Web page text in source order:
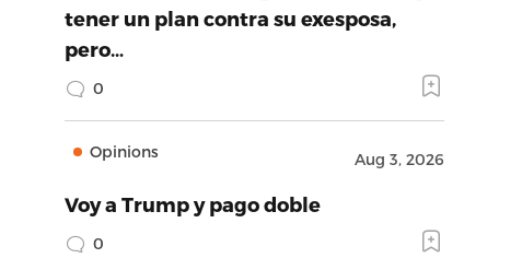
tener un plan contra su exesposa,
pero…
0
Opinions Aug 3, 2026
Voy a Trump y pago doble
0